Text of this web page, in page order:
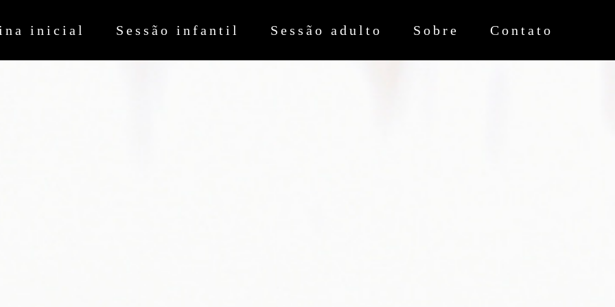
inicial Sessão infantil Sessão adulto Sobre Contato